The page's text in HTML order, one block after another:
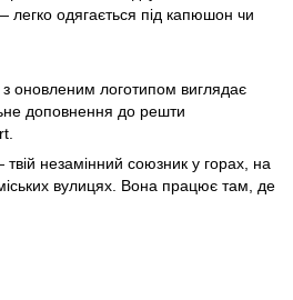
одягається під капюшон чи
оновленим логотипом виглядає
доповнення до решти
незамінний союзник у горах, на
вулицях. Вона працює там, де